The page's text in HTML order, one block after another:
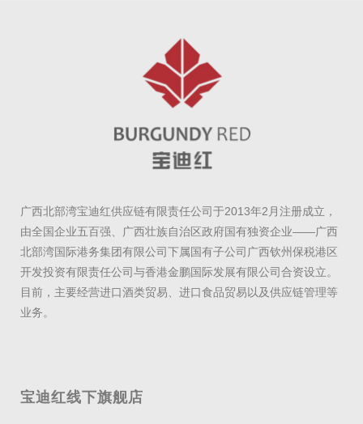
广西北部湾宝迪红供应链有限责任公司于2013年2月注册成立，
由全国企业五百强、广西壮族自治区政府国有独资企业——广西
北部湾国际港务集团有限公司下属国有子公司广西钦州保税港区
开发投资有限责任公司与香港金鹏国际发展有限公司合资设立。
目前，主要经营进口酒类贸易、进口食品贸易以及供应链管理等
业务。
宝迪红线下旗舰店